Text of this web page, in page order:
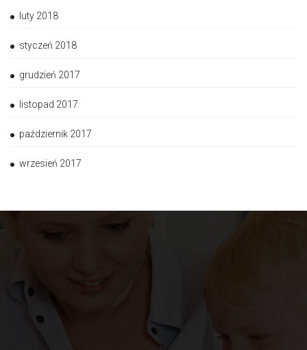
luty 2018
styczeń 2018
grudzień 2017
listopad 2017
październik 2017
wrzesień 2017